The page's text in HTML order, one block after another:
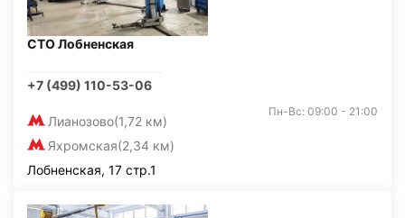
СТО Лобненская
+7 (499) 110-53-06
Лианозово(1,72 км)
Яхромская(2,34 км)
Пн-Вс: 09:00 - 21:00
Лобненская, 17 стр.1